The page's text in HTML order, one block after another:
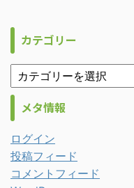
カテゴリー
メタ情報
ログイン
投稿フィード
コメントフィード